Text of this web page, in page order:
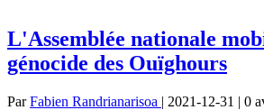
L'Assemblée nationale
génocide des Ouïghours
ParFabien Randrianarisoa | 2021-12-31 | 0